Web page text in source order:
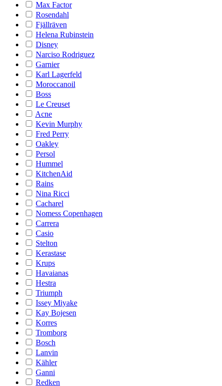
Max Factor
Rosendahl
Fjällräven
Helena Rubinstein
Disney
Narciso Rodriguez
Garnier
Karl Lagerfeld
Moroccanoil
Boss
Le Creuset
Acne
Kevin Murphy
Fred Perry
Oakley
Persol
Hummel
KitchenAid
Rains
Nina Ricci
Cacharel
Nomess Copenhagen
Carrera
Casio
Stelton
Kerastase
Krups
Havaianas
Hestra
Triumph
Issey Miyake
Kay Bojesen
Korres
Tromborg
Bosch
Lanvin
Kähler
Ganni
Redken